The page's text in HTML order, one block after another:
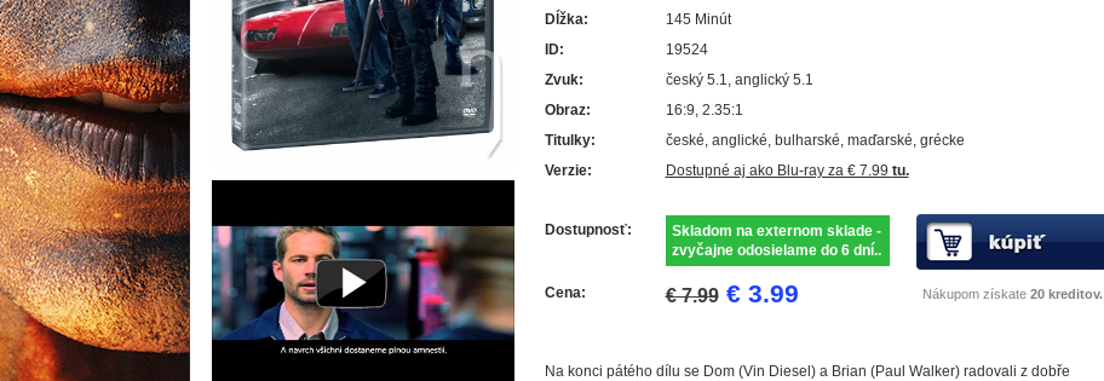
Dĺžka:
145 Minút
ID:
19524
Zvuk:
český 5.1, anglický 5.1
Obraz:
16:9, 2.35:1
Titulky:
české, anglické, bulharské, maďarské, grécke
Verzie:
Dostupné aj ako Blu-ray za € 7.99 tu.
Dostupnosť:
Skladom na externom sklade -
zvyčajne odosielame do 6 dní..
Cena: € 7.99 € 3.99 Nákupom získate 20 kreditov.
Na konci pátého dílu se Dom (Vin Diesel) a Brian (Paul Walker) radovali z dobře